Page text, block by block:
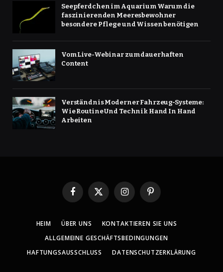
Seepferdchen im Aquarium Warum die
faszinierenden Meeresbewohner
besondere Pflege und Wissen benötigen
Vom Live-Webinar zum dauerhaften
Content
Verständnis Moderner Fahrzeug‑Systeme:
Wie Routine Und Technik Hand In Hand
Arbeiten
Facebook
X
InstagramPinterest
HEIM ÜBER UNS
KONTAKTIEREN SIE UNS
ALLGEMEINE GESCHÄFTSBEDINGUNGEN
HAFTUNGSAUSSCHLUSS
DATENSCHUTZERKLÄRUNG